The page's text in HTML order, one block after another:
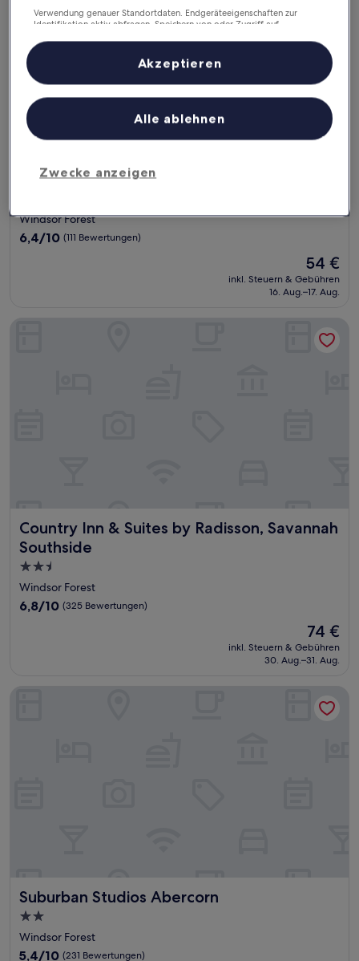
Relax Inn
Relax Inn
Sterne-
Unterkunft
Windsor Forest
6.4
6,4/10 (111 Bewertungen)
Der
Preis
beträgt
54 €
inkl. Steuern & Gebühren
16. Aug.–17. Aug.
Country Inn & Suites by Radisson, Savannah
Southside
Country Inn & Suites by Radisson, Savannah Southside
2.5-
Sterne-
Unterkunft
Windsor Forest
6.8
6,8/10 (325 Bewertungen)
Der
Preis
beträgt
74 €
inkl. Steuern & Gebühren
30. Aug.–31. Aug.
Country Inn & Suites by Radisson, Savannah Southside
Suburban Studios Abercorn
Suburban Studios Abercorn
2.0-
Sterne-
Unterkunft
Windsor Forest
5.4
5,4/10 (231 Bewertungen)
Verwendung genauer Standortdaten. Endgeräteeigenschaften zur
Identifikation aktiv abfragen. Speichern von oder Zugriff auf
Inhalte, Messung von Werbeleistung und der Performance von Inhalten,
Zielgruppenforschung sowie Entwicklung und Verbesserung von
Liste der Partner (Lieferanten)
Zwecke anzeigen
Alle ablehnen
Akzeptieren